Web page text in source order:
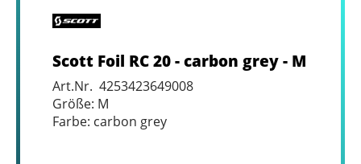
Scott Foil RC 20 - carbon grey - M
Art.Nr. 4253423649008
Größe: M
Farbe: carbon grey